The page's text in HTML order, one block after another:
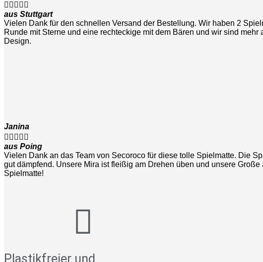
    
aus Stuttgart
Vielen Dank für den schnellen Versand der Bestellung. Wir haben 2
Runde mit Sterne und eine rechteckige mit dem Bären und wir sind
Design.
Janina
    
aus Poing
Vielen Dank an das Team von Secoroco für diese tolle Spielmatte. Die
gut dämpfend. Unsere Mira ist fleißig am Drehen üben und unsere
Spielmatte!
Plastikfreier und